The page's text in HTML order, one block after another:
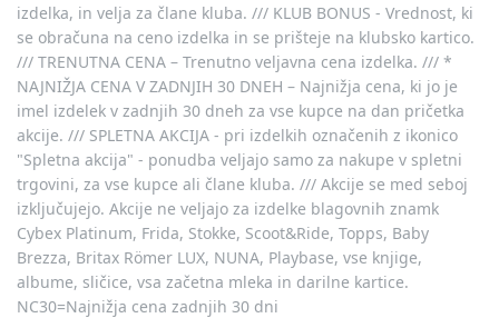
izdelka, in velja za člane kluba. /// KLUB BONUS - Vrednost, ki
se obračuna na ceno izdelka in se prišteje na klubsko kartico.
/// TRENUTNA CENA – Trenutno veljavna cena izdelka. /// *
NAJNIŽJA CENA V ZADNJIH 30 DNEH – Najnižja cena, ki jo je
imel izdelek v zadnjih 30 dneh za vse kupce na dan pričetka
akcije. /// SPLETNA AKCIJA - pri izdelkih označenih z ikonico
"Spletna akcija" - ponudba veljajo samo za nakupe v spletni
trgovini, za vse kupce ali člane kluba. /// Akcije se med seboj
izključujejo. Akcije ne veljajo za izdelke blagovnih znamk
Cybex Platinum, Frida, Stokke, Scoot&Ride, Topps, Baby
Brezza, Britax Römer LUX, NUNA, Playbase, vse knjige,
albume, sličice, vsa začetna mleka in darilne kartice.
NC30=Najnižja cena zadnjih 30 dni